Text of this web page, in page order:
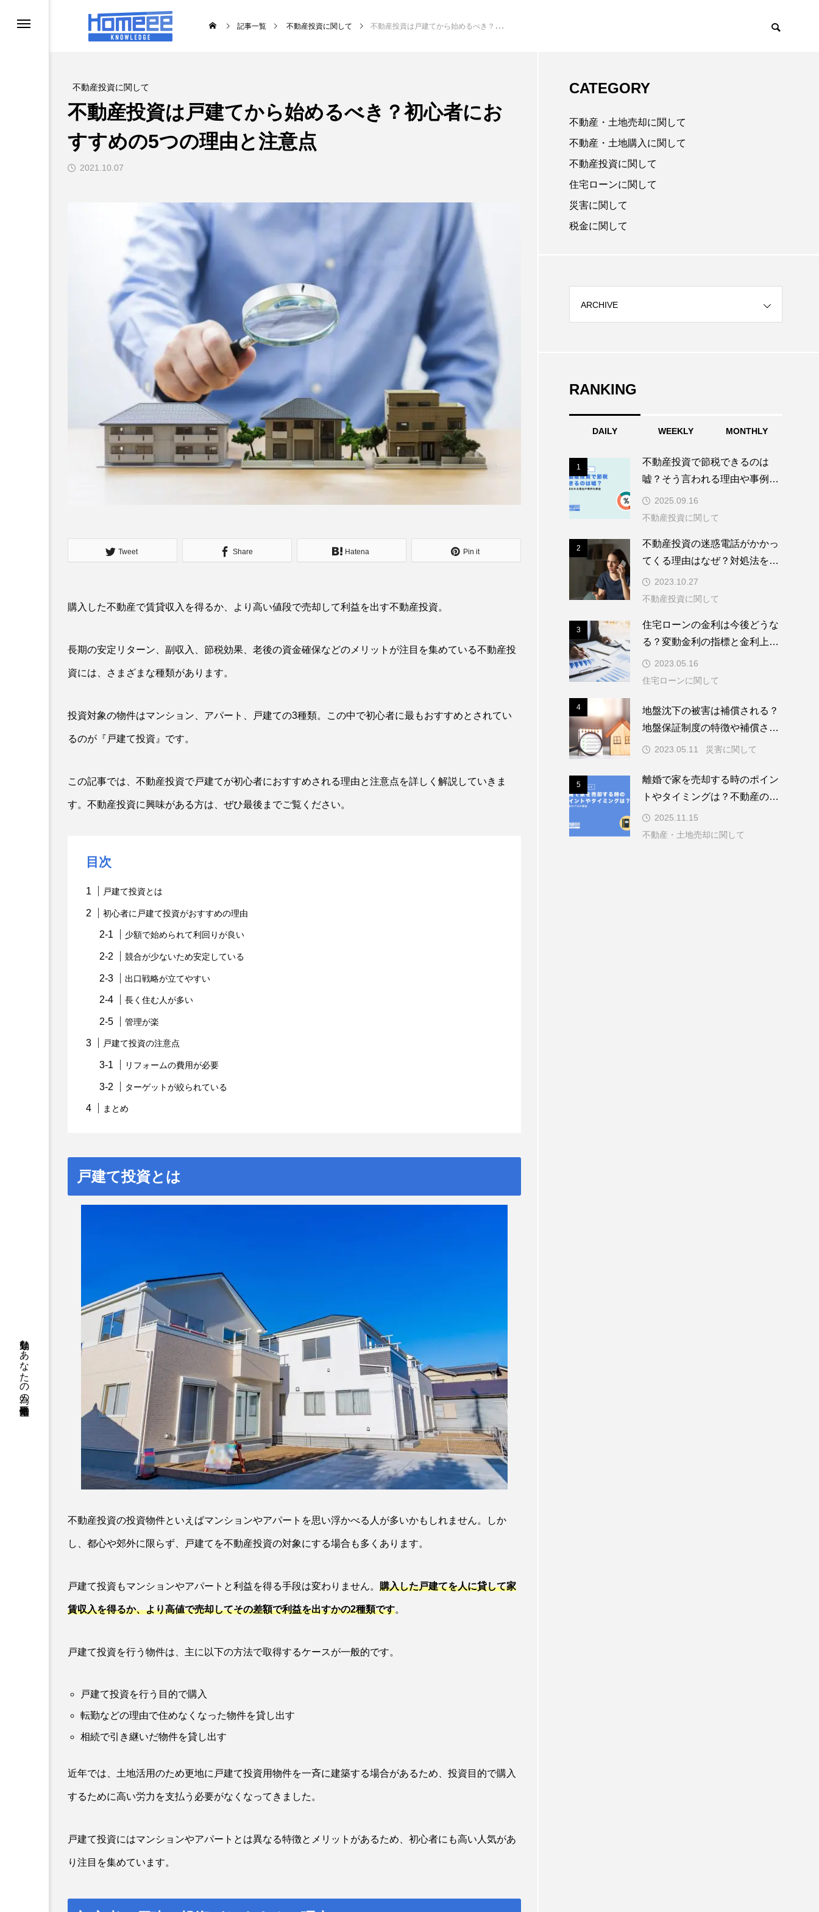
勤勉なあなたの為の不動産情報
記事一覧 不動産投資に関して 不動産投資は戸建てから始めるべき？初心者におすすめの5つの理由と注意点
不動産投資に関して
不動産投資は戸建てから始めるべき？初心者にお
すすめの5つの理由と注意点
2021.10.07
Tweet Share Hatena Pin it
購入した不動産で賃貸収入を得るか、より高い値段で売却して利益を出す不動産投資。
長期の安定リターン、副収入、節税効果、老後の資金確保などのメリットが注目を集めている不動産投
資には、さまざまな種類があります。
投資対象の物件はマンション、アパート、戸建ての3種類。この中で初心者に最もおすすめとされてい
るのが『戸建て投資』です。
この記事では、不動産投資で戸建てが初心者におすすめされる理由と注意点を詳しく解説していきま
す。不動産投資に興味がある方は、ぜひ最後までご覧ください。
目次
戸建て投資とは
初心者に戸建て投資がおすすめの理由
少額で始められて利回りが良い
競合が少ないため安定している
出口戦略が立てやすい
長く住む人が多い
管理が楽
戸建て投資の注意点
リフォームの費用が必要
ターゲットが絞られている
まとめ
戸建て投資とは
不動産投資の投資物件といえばマンションやアパートを思い浮かべる人が多いかもしれません。しか
し、都心や郊外に限らず、戸建てを不動産投資の対象にする場合も多くあります。
戸建て投資もマンションやアパートと利益を得る手段は変わりません。 購入した戸建てを人に貸して家
賃収入を得るか、より高値で売却してその差額で利益を出すかの2種類です。
戸建て投資を行う物件は、主に以下の方法で取得するケースが一般的です。
戸建て投資を行う目的で購入
転勤などの理由で住めなくなった物件を貸し出す
相続で引き継いだ物件を貸し出す
近年では、土地活用のため更地に戸建て投資用物件を一斉に建築する場合があるため、投資目的で購入
するために高い労力を支払う必要がなくなってきました。
戸建て投資にはマンションやアパートとは異なる特徴とメリットがあるため、初心者にも高い人気があ
り注目を集めています。
CATEGORY
不動産・土地売却に関して
不動産・土地購入に関して
不動産投資に関して
住宅ローンに関して
災害に関して
税金に関して
ARCHIVE
RANKING
DAILY WEEKLY MONTHLY
1
不動産投資で節税できるのは
嘘？そう言われる理由や事例も
解説2025.09.16
不動産投資に関して
2
不動産投資の迷惑電話がかかっ
てくる理由はなぜ？対処法を解
説 2023.10.27
不動産投資に関して
3
住宅ローンの金利は今後どうな
る？変動金利の指標と金利上昇
対策を紹介
2023.05.16
住宅ローンに関して
4
地盤沈下の被害は補償される？
地盤保証制度の特徴や補償され
るケースを紹介！
2023.05.11 災害に関して
5
離婚で家を売却する時のポイン
トやタイミングは？不動産のプ
ロが解説
2025.11.15
不動産・土地売却に関して